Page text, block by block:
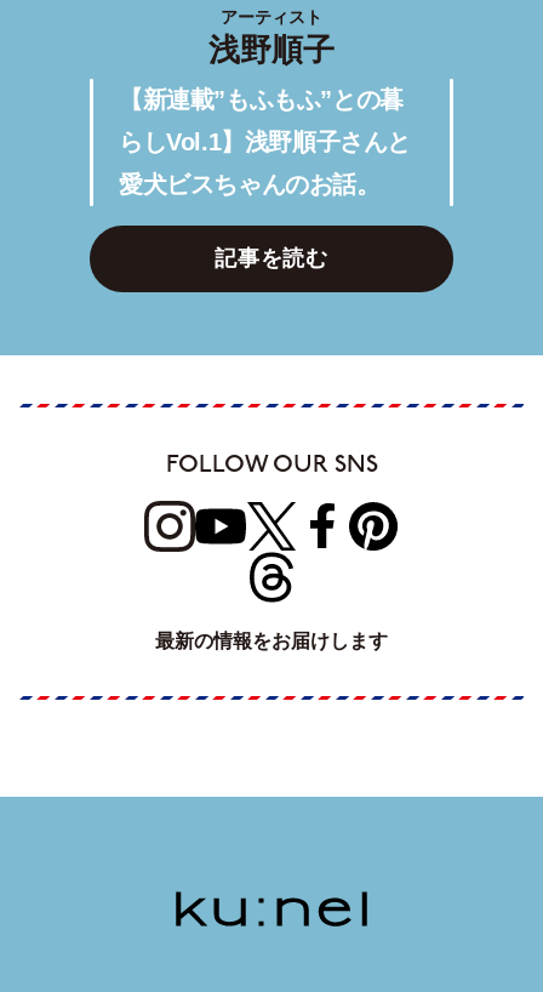
アーティスト
浅野順子
【新連載”もふもふ”との暮
らしVol.1】浅野順子さんと
愛犬ビスちゃんのお話。
記事を読む
FOLLOW OUR SNS
最新の情報をお届けします